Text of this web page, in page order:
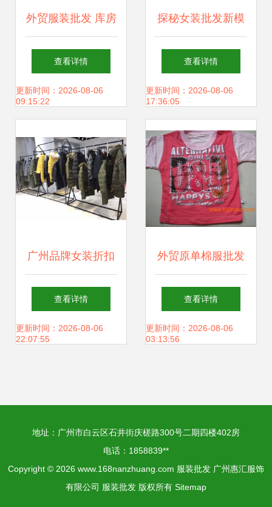
外贸服装批发 库房
服装厂大量夏季短
袖库存清仓，品质
势！
查看详情
更新时间：2026-08-06
09:15:22
探秘女装批发新模
式 mg小象清仓精
品份货源如何撬动
零售利润？
查看详情
更新时间：2026-08-06
17:36:05
广州品牌女装折扣
批发运营技巧 从新
手到高手的实战指
查看详情
更新时间：2026-08-06
22:07:55
外贸原单棉服批发
北京服装批发库房
精品女装一键对接
查看详情
更新时间：2026-08-06
03:13:56
地址：广州市白云区石井街庆槎路300号二期四楼402房
电话：1858839**
Copyright © 2026 www.168nanzhuang.com 服装批发 广州惠汇服饰
有限公司 服装批发 版权所有 Sitemap